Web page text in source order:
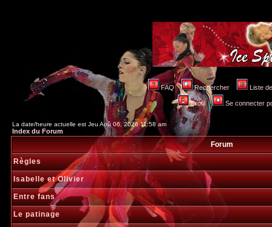
FAQ Rechercher Liste
Profil Se connecter
La date/heure actuelle est Jeu Aoû 06, 2026 11:58 am
Index du Forum
Forum
Règles
Isabelle et Olivier
Entre fans
Le patinage